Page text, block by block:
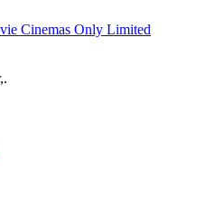
Cinemas Only Limited
,.